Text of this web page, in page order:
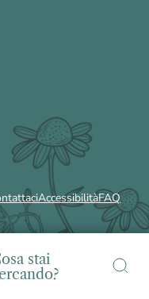
AccessibilitàFAQ
stai